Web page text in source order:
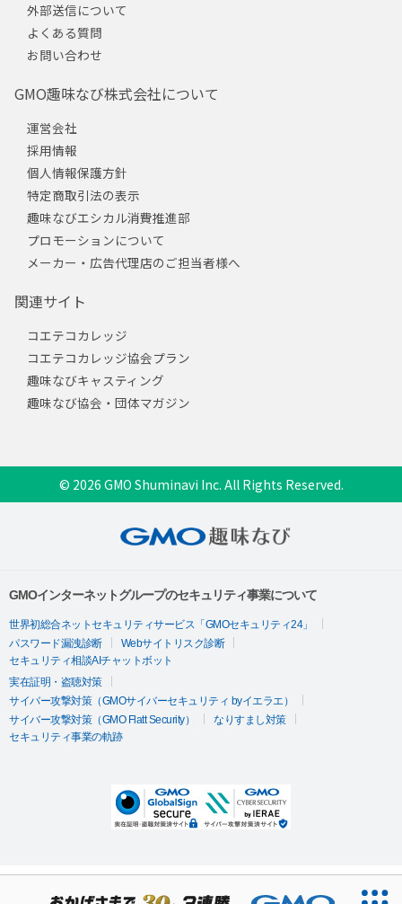
外部送信について
よくある質問
お問い合わせ
GMO趣味なび株式会社について
運営会社
採用情報
個人情報保護方針
特定商取引法の表示
趣味なびエシカル消費推進部
プロモーションについて
メーカー・広告代理店のご担当者様へ
関連サイト
コエテコカレッジ
コエテコカレッジ協会プラン
趣味なびキャスティング
趣味なび協会・団体マガジン
© 2026 GMO Shuminavi Inc. All Rights Reserved.